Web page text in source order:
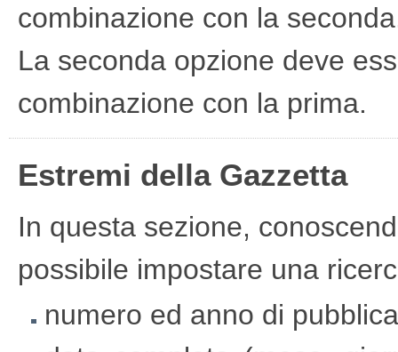
combinazione con la
La seconda opzione deve
combinazione con la prima.
Estremi della Gazzetta
In questa sezione,
possibile impostare una
numero ed anno di